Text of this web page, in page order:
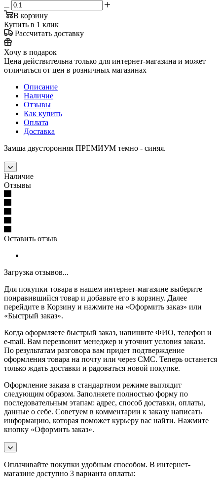
В корзину
Купить в 1 клик
Рассчитать доставку
Хочу в подарок
Цена действительна только для интернет-магазина и может
отличаться от цен в розничных магазинах
Описание
Наличие
Отзывы
Как купить
Оплата
Доставка
Замша двусторонняя ПРЕМИУМ темно - синяя.
Наличие
Отзывы
Оставить отзыв
Загрузка отзывов...
Для покупки товара в нашем интернет-магазине выберите
понравившийся товар и добавьте его в корзину. Далее
перейдите в Корзину и нажмите на «Оформить заказ» или
«Быстрый заказ».
Когда оформляете быстрый заказ, напишите ФИО, телефон и
e-mail. Вам перезвонит менеджер и уточнит условия заказа.
По результатам разговора вам придет подтверждение
оформления товара на почту или через СМС. Теперь останется
только ждать доставки и радоваться новой покупке.
Оформление заказа в стандартном режиме выглядит
следующим образом. Заполняете полностью форму по
последовательным этапам: адрес, способ доставки, оплаты,
данные о себе. Советуем в комментарии к заказу написать
информацию, которая поможет курьеру вас найти. Нажмите
кнопку «Оформить заказ».
Оплачивайте покупки удобным способом. В интернет-
магазине доступно 3 варианта оплаты: